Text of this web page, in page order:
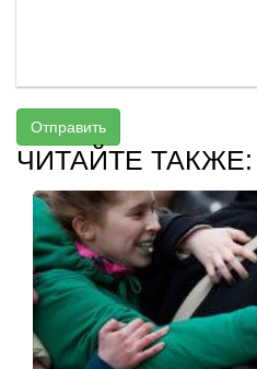
Отправить
ЧИТАЙТЕ ТАКЖЕ: